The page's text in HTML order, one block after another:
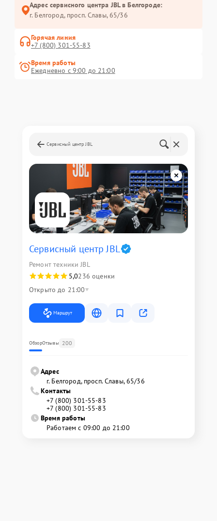
Адрес сервисного центра JBL в Белгороде:
г. Белгород, просп. Славы, 65/36
Горячая линия
+7 (800) 301-55-83
Время работы
Ежедневно с 9:00 до 21:00
Сервисный центр JBL
Сервисный центр JBL
Ремонт техники JBL
5,0236 оценки
Открыто до 21:00
Маршрут
ОбзорОтзывы 200
Адрес
г. Белгород, просп. Славы, 65/36
Контакты
+7 (800) 301-55-83
+7 (800) 301-55-83
Время работы
Работаем с 09:00 до 21:00